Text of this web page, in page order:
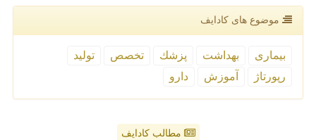
موضوع های كادایف
بیماری بهداشت پزشك تخصص
تولید
رپورتاژ
آموزش دارو
مطالب کادایف